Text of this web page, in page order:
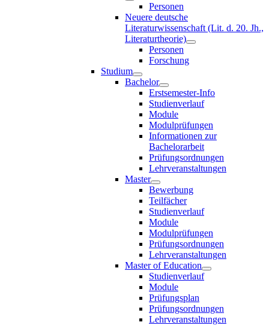
Personen
Neuere deutsche
Literaturwissenschaft (Lit. d. 20. Jh.,
Literaturtheorie)
Personen
Forschung
Studium
Bachelor
Erstsemester-Info
Studienverlauf
Module
Modulprüfungen
Informationen zur
Bachelorarbeit
Prüfungsordnungen
Lehrveranstaltungen
Master
Bewerbung
Teilfächer
Studienverlauf
Module
Modulprüfungen
Prüfungsordnungen
Lehrveranstaltungen
Master of Education
Studienverlauf
Module
Prüfungsplan
Prüfungsordnungen
Lehrveranstaltungen